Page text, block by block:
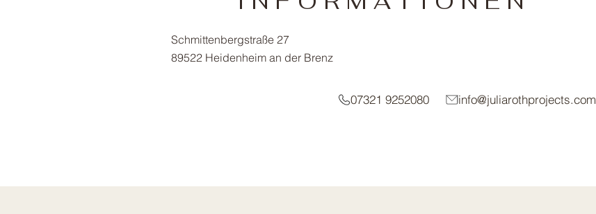
Schmittenbergstraße 27
89522 Heidenheim an der Brenz
07321 9252080 info@juliarothprojects.com